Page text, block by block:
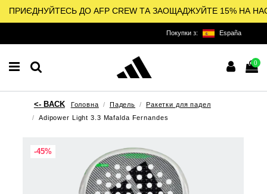
ПРИЄДНУЙТЕСЬ ДО AFP CREW ТА ЗАОЩАДЖУЙТЕ 15% НА
Покупки з: España
0
Головна Падель
Ракетки для падел
Adipower Light 3.3 Mafalda Fernandes
-45%